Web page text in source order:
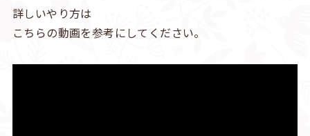
詳しいやり方は
こちらの動画を参考にしてください。